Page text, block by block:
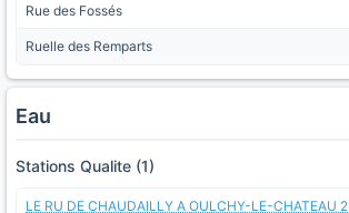
Rue des Fossés
Ruelle des Remparts
Eau
Stations Qualite (1)
LE RU DE CHAUDAILLY A OULCHY-LE-CHATEAU 2